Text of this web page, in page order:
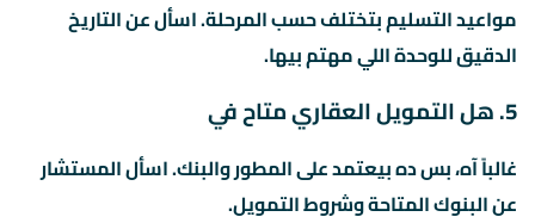
مواعيد التسليم بتختلف حسب المرحلة. اسأل عن التاريخ
الدقيق للوحدة اللي مهتم بيها.
5. هل التمويل العقاري متاح في
غالباً آه، بس ده بيعتمد على المطور والبنك. اسأل المستشار
عن البنوك المتاحة وشروط التمويل.